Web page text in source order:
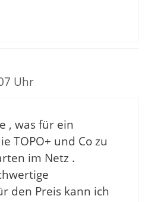
Uhr
, was für ein
TOPO+ und Co zu
im Netz .
den Preis kann ich